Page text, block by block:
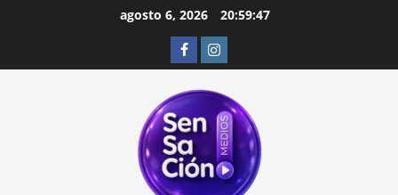
agosto 6, 2026 20:59:49
FacebookInstagram